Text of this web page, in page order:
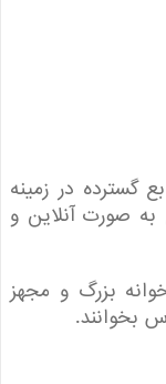
در زمینه
آنلاین و
و مجهز